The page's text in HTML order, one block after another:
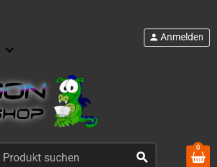
search
person Anmelden
0